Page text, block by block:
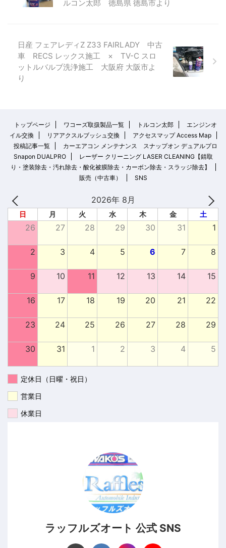
ルコン太郎 徳島県 徳島市より
日産 フェアレディZ Z33 FAIRLADY 中古
車 RECS レックス施工 × TV-C スロ
ットルバルブ洗浄施工 大阪府 大阪市よ
り
トップページ ワコーズ取扱製品一覧 トルコン太郎
エンジンオ
イル交換
リアアクスルブッシュ交換
アクセスマップ Access Map
投稿記事一覧
カーエアコン メンテナンス スナップオン デュアルプロ
Snapon DUALPRO
レーザー クリーニング LASER CLEANING【錆取
り・塗装除去・汚れ除去・酸化被膜除去・カーボン除去・スラッジ除去】
販売（中古車）
SNS
2026年 8月
日 月 火 水 木 金 土
26 27 28 29 30 31 1
2 3 4 5 6 7 8
9 10 11 12 13 14 15
16 17 18 19 20 21 22
23 24 25 26 27 28 29
30 31 1 2 3 4 5
定休日（日曜・祝日）
営業日
休業日
ラッフルズオート 公式 SNS